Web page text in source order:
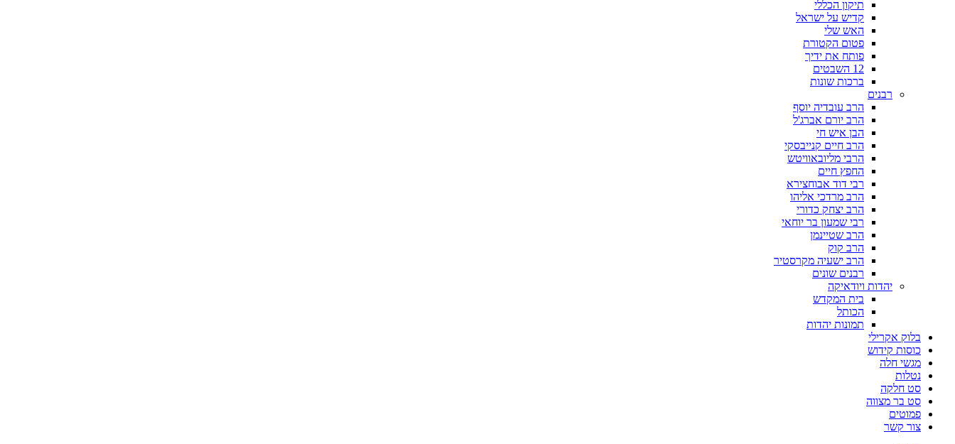
תיקון הכללי
קדיש על ישראל
האש שלי
פטום הקטורת
פותח את ידיך
12 השבטים
ברכות שונות
רבנים
הרב עובדיה יוסף
הרב יורם אברג'ל
הבן איש חי
הרב חיים קנייבסקי
הרבי מליובאוויטש
החפץ חיים
רבי דוד אבוחצירא
הרב מרדכי אליהו
הרב יצחק כדורי
רבי שמעון בר יוחאי
הרב שטיינמן
הרב קוק
הרב ישעיה מקרסטיר
רבנים שונים
יהדות ויודאיקה
בית המקדש
הכותל
תמונות יהדות
בלוק אקרילי
כוסות קידוש
מגשי חלה
נטלות
סט חלקה
סט בר מצווה
פמוטים
צור קשר